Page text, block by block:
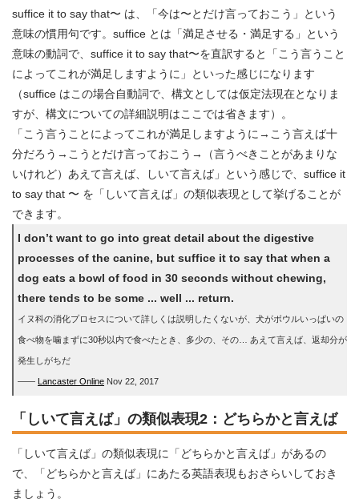
suffice it to say that〜 は、「今は〜とだけ言っておこう」という
意味の慣用句です。suffice とは「満足させる・満足する」という
意味の動詞で、suffice it to say that〜を直訳すると「こう言うこと
によってこれが満足しますように」といった感じになります
（suffice はこの場合自動詞で、構文としては仮定法現在となりま
すが、構文についての詳細説明はここでは省きます）。
「こう言うことによってこれが満足しますように→こう言えば十
分だろう→こうとだけ言っておこう→（言うべきことがあまりな
いけれど）あえて言えば、しいて言えば」という感じで、suffice it
to say that 〜 を「しいて言えば」の類似表現として挙げることが
できます。
I don’t want to go into great detail about the digestive
processes of the canine, but suffice it to say that when a
dog eats a bowl of food in 30 seconds without chewing,
there tends to be some ... well ... return.
イヌ科の消化プロセスについて詳しくは説明したくないが、犬がボウルいっぱいの
食べ物を噛まずに30秒以内で食べたとき、多少の、その… あえて言えば、返却分が
発生しがちだ
―― Lancaster Online Nov 22, 2017
「しいて言えば」の類似表現2：どちらかと言えば
「しいて言えば」の類似表現に「どちらかと言えば」があるの
で、「どちらかと言えば」にあたる英語表現もおさらいしておき
ましょう。